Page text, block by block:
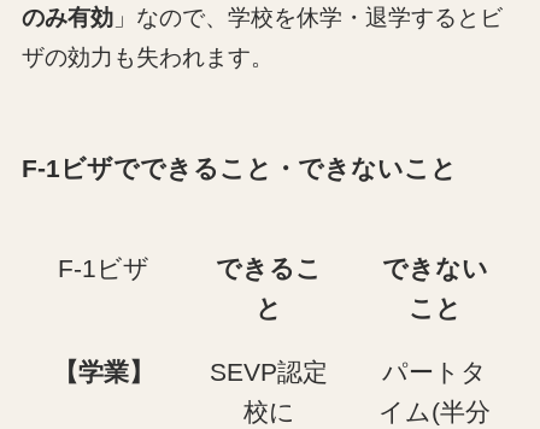
のみ有効」なので、学校を休学・退学するとビ
ザの効力も失われます。
F-1ビザでできること・できないこと
F-1ビザ
できるこ
と
できない
こと
【学業】
SEVP認定
校に
パートタ
イム(半分